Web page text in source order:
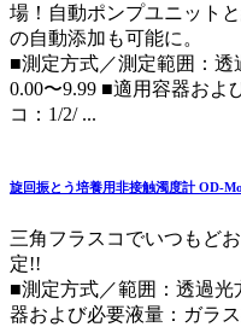
場！自動ポンプユニット
の自動添加も可能に。
■測定方式／測定範囲：透
0.00〜9.99 ■適用容器およ
コ：1/2/ ...
旋回振とう培養用非接触濁度計 OD-
三角フラスコでいつもど
定!!
■測定方式／範囲：透過光
器および必要液量：ガラ